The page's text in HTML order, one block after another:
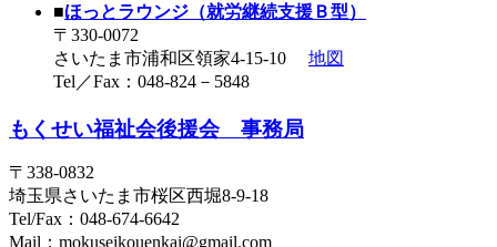
■ほっとラウンジ（就労継続支援Ｂ型）
〒330-0072
さいたま市浦和区領家4-15-10 地図
Tel／Fax：048-824－5848
もくせい福祉会後援会 事務局
〒338-0832
埼玉県さいたま市桜区西堀8-9-18
Tel/Fax：048-674-6642
Mail：mokuseikouenkai@gmail.com